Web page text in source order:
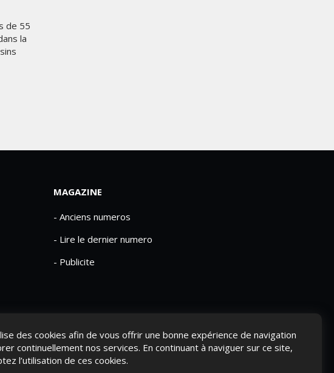
de 55
la
des cookies afin de vous offrir une bonne expérience de navigation
continuellement nos services. En continuant à naviguer sur ce site,
l’utilisation de ces cookies.
MAGAZINE
- Anciens numeros
- Lire le dernier numero
- Publicite